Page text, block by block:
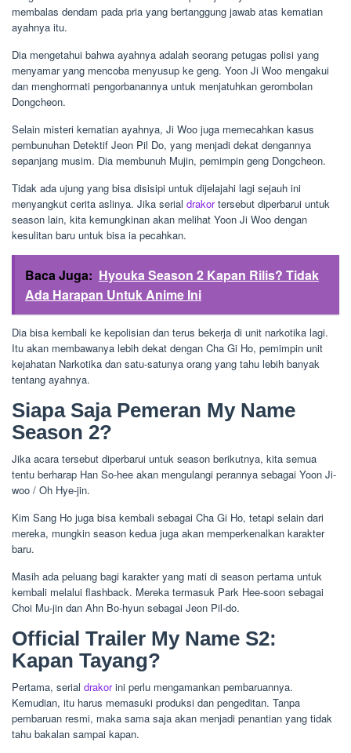
membalas dendam pada pria yang bertanggung jawab atas kematian
ayahnya itu.
Dia mengetahui bahwa ayahnya adalah seorang petugas polisi yang
menyamar yang mencoba menyusup ke geng. Yoon Ji Woo mengakui
dan menghormati pengorbanannya untuk menjatuhkan gerombolan
Dongcheon.
Selain misteri kematian ayahnya, Ji Woo juga memecahkan kasus
pembunuhan Detektif Jeon Pil Do, yang menjadi dekat dengannya
sepanjang musim. Dia membunuh Mujin, pemimpin geng Dongcheon.
Tidak ada ujung yang bisa disisipi untuk dijelajahi lagi sejauh ini
menyangkut cerita aslinya. Jika serial drakortersebut diperbarui untuk
season lain, kita kemungkinan akan melihat Yoon Ji Woo dengan
kesulitan baru untuk bisa ia pecahkan.
Baca Juga: Hyouka Season 2 Kapan Rilis? Tidak
Ada Harapan Untuk Anime Ini
Dia bisa kembali ke kepolisian dan terus bekerja di unit narkotika lagi.
Itu akan membawanya lebih dekat dengan Cha Gi Ho, pemimpin unit
kejahatan Narkotika dan satu-satunya orang yang tahu lebih banyak
tentang ayahnya.
Siapa Saja Pemeran My Name
Season 2?
Jika acara tersebut diperbarui untuk season berikutnya, kita semua
tentu berharap Han So-hee akan mengulangi perannya sebagai Yoon Ji-
woo / Oh Hye-jin.
Kim Sang Ho juga bisa kembali sebagai Cha Gi Ho, tetapi selain dari
mereka, mungkin season kedua juga akan memperkenalkan karakter
baru.
Masih ada peluang bagi karakter yang mati di season pertama untuk
kembali melalui flashback. Mereka termasuk Park Hee-soon sebagai
Choi Mu-jin dan Ahn Bo-hyun sebagai Jeon Pil-do.
Official Trailer My Name S2:
Kapan Tayang?
Pertama, serial drakorini perlu mengamankan pembaruannya.
Kemudian, itu harus memasuki produksi dan pengeditan. Tanpa
pembaruan resmi, maka sama saja akan menjadi penantian yang tidak
tahu bakalan sampai kapan.